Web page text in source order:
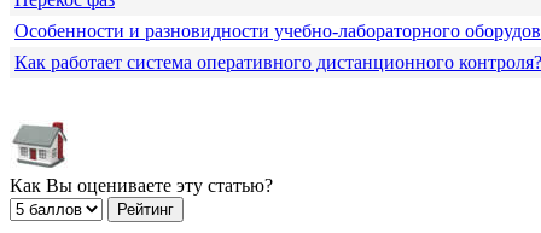
Особенности и разновидности учебно-лабораторного
Как работает система оперативного дистанционного контроля?
Как Вы оцениваете эту статью?